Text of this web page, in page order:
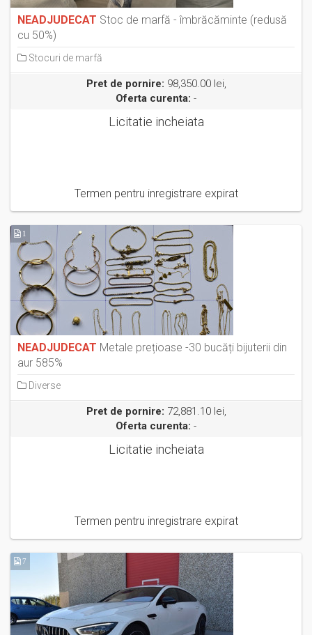
NEADJUDECAT Stoc de marfă - îmbrăcăminte (redusă
cu 50%)
Stocuri de marfă
Pret de pornire: 98,350.00 lei,
Oferta curenta: -
Licitatie incheiata
Termen pentru inregistrare expirat
1
NEADJUDECAT Metale prețioase -30 bucăți bijuterii din
aur 585%
Diverse
Pret de pornire: 72,881.10 lei,
Oferta curenta: -
Licitatie incheiata
Termen pentru inregistrare expirat
7